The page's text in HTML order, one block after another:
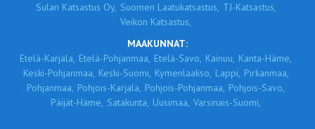
Sulan Katsastus Oy, Suomen Laatukatsastus, TJ-Katsastus,
Veikon Katsastus,
MAAKUNNAT:
Etelä-Karjala, Etelä-Pohjanmaa, Etelä-Savo, Kainuu, Kanta-Häme,
Keski-Pohjanmaa, Keski-Suomi, Kymenlaakso, Lappi, Pirkanmaa,
Pohjanmaa, Pohjois-Karjala, Pohjois-Pohjanmaa, Pohjois-Savo,
Päijät-Häme, Satakunta, Uusimaa, Varsinais-Suomi,